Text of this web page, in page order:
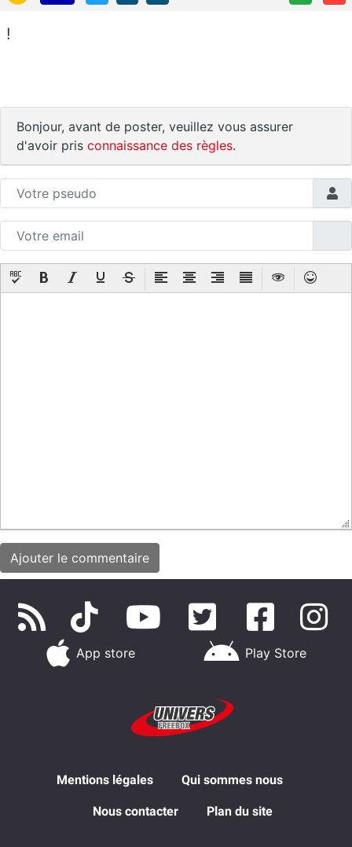
!
Bonjour, avant de poster, veuillez vous assurer
d'avoir pris connaissance des règles.
App store Play Store
Mentions légales Qui sommes nous
Nous contacter Plan du site